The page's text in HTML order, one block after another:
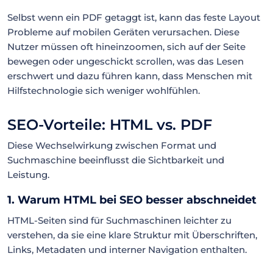
Selbst wenn ein PDF getaggt ist, kann das feste Layout
Probleme auf mobilen Geräten verursachen. Diese
Nutzer müssen oft hineinzoomen, sich auf der Seite
bewegen oder ungeschickt scrollen, was das Lesen
erschwert und dazu führen kann, dass Menschen mit
Hilfstechnologie sich weniger wohlfühlen.
SEO-Vorteile: HTML vs. PDF
Diese Wechselwirkung zwischen Format und
Suchmaschine beeinflusst die Sichtbarkeit und
Leistung.
1. Warum HTML bei SEO besser abschneidet
HTML-Seiten sind für Suchmaschinen leichter zu
verstehen, da sie eine klare Struktur mit Überschriften,
Links, Metadaten und interner Navigation enthalten.